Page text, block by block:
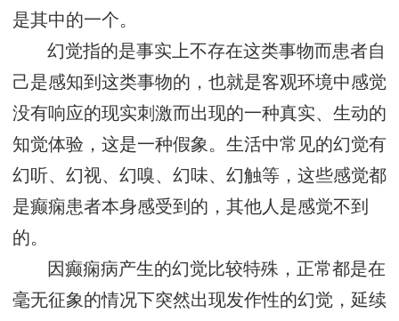
是其中的一个。
幻觉指的是事实上不存在这类事物而患者自
己是感知到这类事物的，也就是客观环境中感觉
没有响应的现实刺激而出现的一种真实、生动的
知觉体验，这是一种假象。生活中常见的幻觉有
幻听、幻视、幻嗅、幻味、幻触等，这些感觉都
是癫痫患者本身感受到的，其他人是感觉不到
的。
因癫痫病产生的幻觉比较特殊，正常都是在
毫无征象的情况下突然出现发作性的幻觉，延续